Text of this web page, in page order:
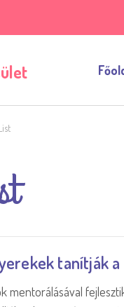
tanítják
mentorálásával